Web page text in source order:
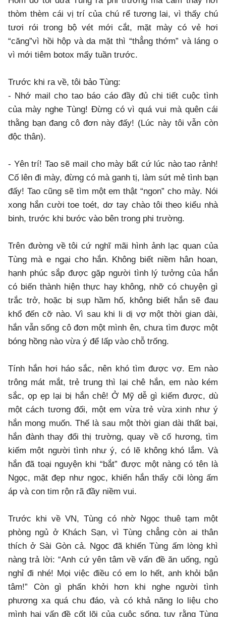
thòm thèm cái vị trí của chú rể tương lai, vì thấy chú
tươi rói trong bộ vét mới cắt, mặt mày có vẻ hơi
“căng”vì hồi hộp và da mặt thì “thẳng thớm” và láng o
vì mới tiêm botox mấy tuần trước.
Trước khi ra về, tôi bảo Tùng:
- Nhớ mail cho tao báo cáo đầy đủ chi tiết cuộc tình
của mày nghe Tùng! Đừng có vì quá vui mà quên cái
thằng bạn đang cô đơn này đấy! (Lúc này tôi vẫn còn
độc thân).
- Yên trí! Tao sẽ mail cho mày bất cứ lúc nào tao rảnh!
Cố lên đi mày, đừng có mà ganh tị, làm sứt mẻ tình bạn
đấy! Tao cũng sẽ tìm một em thật “ngon” cho mày. Nói
xong hắn cười toe toét, dơ tay chào tôi theo kiểu nhà
binh, trước khi bước vào bên trong phi trường.
Trên đường về tôi cứ nghĩ mãi hình ảnh lạc quan của
Tùng mà e ngại cho hắn. Không biết niềm hân hoan,
hạnh phúc sắp được gặp người tình lý tưởng của hắn
có biến thành hiện thực hay không, nhỡ có chuyện gì
trắc trở, hoặc bị sụp hầm hố, không biết hắn sẽ đau
khổ đến cỡ nào. Vì sau khi li dị vợ một thời gian dài,
hắn vẫn sống cô đơn một mình ên, chưa tìm được một
bóng hồng nào vừa ý để lấp vào chỗ trống.
Tính hắn hơi háo sắc, nên khó tìm được vợ. Em nào
trông mát mắt, trẻ trung thì lại chê hắn, em nào kém
sắc, ọp ẹp lại bị hắn chê! Ở Mỹ dễ gì kiếm được, dù
một cách tương đối, một em vừa trẻ vừa xinh như ý
hắn mong muốn. Thế là sau một thời gian dài thất bại,
hắn đành thay đổi thị trường, quay về cố hương, tìm
kiếm một người tình như ý, có lẽ không khó lắm. Và
hắn đã toại nguyện khi “bắt” được một nàng có tên là
Ngọc, mặt đẹp như ngọc, khiến hắn thấy cõi lòng ấm
áp và con tim rộn rã đầy niềm vui.
Trước khi về VN, Tùng có nhờ Ngọc thuê tạm một
phòng ngủ ở Khách Sạn, vì Tùng chẳng còn ai thân
thích ở Sài Gòn cả. Ngọc đã khiến Tùng ấm lòng khì
nàng trả lời: “Anh cứ yên tâm về vấn đề ăn uống, ngủ
nghỉ đi nhé! Mọi việc điều có em lo hết, anh khỏi bận
tâm!” Còn gì phấn khởi hơn khi nghe người tình
phương xa quá chu đáo, và có khả năng lo liệu cho
mình hai vấn đề cốt lõi của cuộc sống, tuy rằng Tùng